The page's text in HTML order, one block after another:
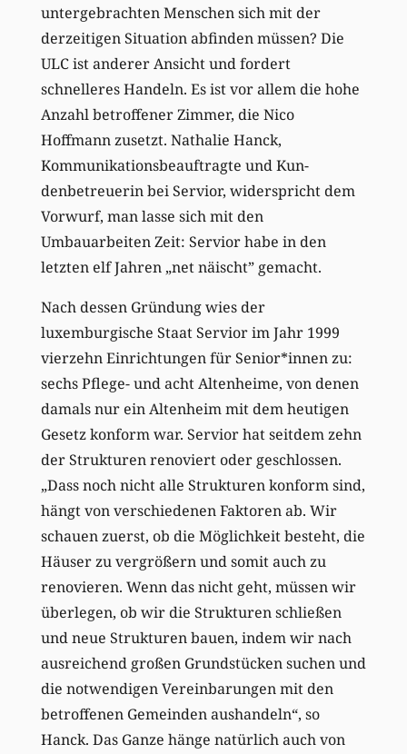
untergebrachten Menschen sich mit der
derzeitigen Situation abfinden müssen? Die
ULC ist anderer Ansicht und fordert
schnelleres Handeln. Es ist vor allem die hohe
Anzahl betroffener Zimmer, die Nico
Hoffmann zusetzt. Nathalie Hanck,
Kommunikationsbeauftragte und Kun-
denbetreuerin bei Servior, widerspricht dem
Vorwurf, man lasse sich mit den
Umbauarbeiten Zeit: Servior habe in den
letzten elf Jahren „net näischt” gemacht.
Nach dessen Gründung wies der
luxemburgische Staat Servior im Jahr 1999
vierzehn Einrichtungen für Senior*innen zu:
sechs Pflege- und acht Altenheime, von denen
damals nur ein Altenheim mit dem heutigen
Gesetz konform war. Servior hat seitdem zehn
der Strukturen renoviert oder geschlossen.
„Dass noch nicht alle Strukturen konform sind,
hängt von verschiedenen Faktoren ab. Wir
schauen zuerst, ob die Möglichkeit besteht, die
Häuser zu vergrößern und somit auch zu
renovieren. Wenn das nicht geht, müssen wir
überlegen, ob wir die Strukturen schließen
und neue Strukturen bauen, indem wir nach
ausreichend großen Grundstücken suchen und
die notwendigen Vereinbarungen mit den
betroffenen Gemeinden aushandeln“, so
Hanck. Das Ganze hänge natürlich auch von